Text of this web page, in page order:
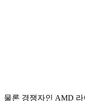
물론 경쟁자인 AMD